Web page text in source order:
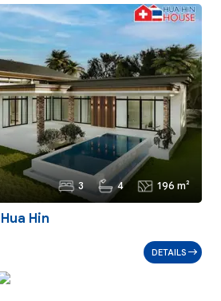
3 4 196 m²
Hin
DETAILS